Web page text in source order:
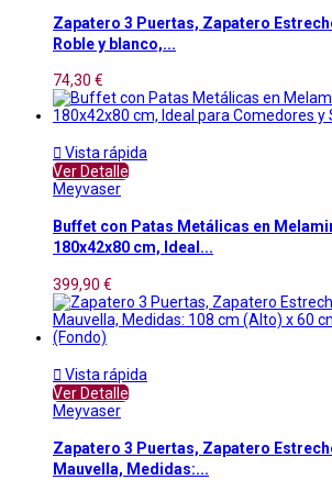
Zapatero 3 Puertas, Zapatero
Roble y blanco,...
74,30 €
 Vista rápida
Ver Detalle
Meyvaser
Buffet con Patas Metálicas en
180x42x80 cm, Ideal...
399,90 €
 Vista rápida
Ver Detalle
Meyvaser
Zapatero 3 Puertas, Zapatero
Mauvella, Medidas:...